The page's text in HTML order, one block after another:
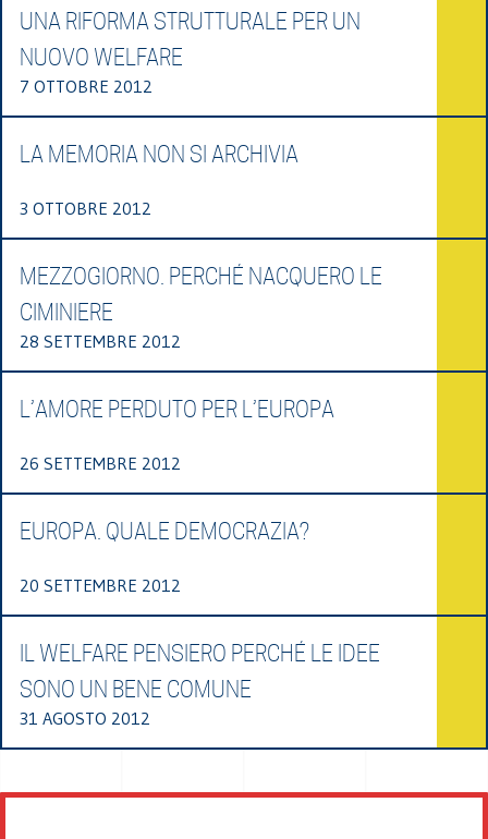
UNA RIFORMA STRUTTURALE PER UN
NUOVO WELFARE
7 OTTOBRE 2012
LA MEMORIA NON SI ARCHIVIA
3 OTTOBRE 2012
MEZZOGIORNO. PERCHÉ NACQUERO LE
CIMINIERE
28 SETTEMBRE 2012
L’AMORE PERDUTO PER L’EUROPA
26 SETTEMBRE 2012
EUROPA. QUALE DEMOCRAZIA?
20 SETTEMBRE 2012
IL WELFARE PENSIERO PERCHÉ LE IDEE
SONO UN BENE COMUNE
31 AGOSTO 2012